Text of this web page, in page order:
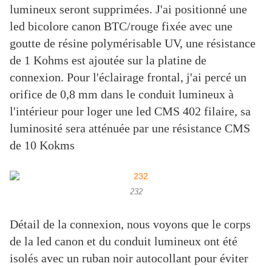
lumineux seront supprimées. J'ai positionné une
led bicolore canon BTC/rouge fixée avec une
goutte de résine polymérisable UV, une résistance
de 1 Kohms est ajoutée sur la platine de
connexion. Pour l'éclairage frontal, j'ai percé un
orifice de 0,8 mm dans le conduit lumineux à
l'intérieur pour loger une led CMS 402 filaire, sa
luminosité sera atténuée par une résistance CMS
de 10 Kokms
232
Détail de la connexion, nous voyons que le corps
de la led canon et du conduit lumineux ont été
isolés avec un ruban noir autocollant pour éviter